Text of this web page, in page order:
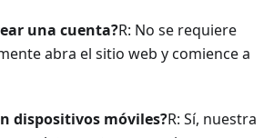
una cuenta?R: No se requiere
abra el sitio web y comience a
dispositivos móviles?R: Sí, nuestra